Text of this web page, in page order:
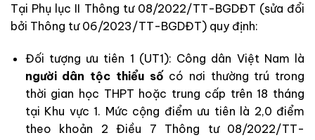
Tại Phụ lục II Thông tư 08/2022/TT-BGDĐT (sửa đổi
bởi Thông tư 06/2023/TT-BGDĐT) quy định:
Đối tượng ưu tiên 1 (UT1): Công dân Việt Nam là
người dân tộc thiểu sốcó nơi thường trú trong
thời gian học THPT hoặc trung cấp trên 18 tháng
tại Khu vực 1. Mức cộng điểm ưu tiên là 2,0 điểm
theo khoản 2 Điều 7 Thông tư 08/2022/TT-